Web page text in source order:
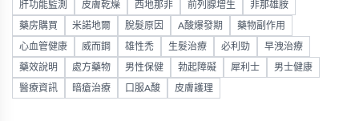
肝功能監測 皮膚乾燥 西地那非 前列腺增生 非那雄胺
藥房購買 米諾地爾 脫髮原因 A酸爆發期 藥物副作用
心血管健康 威而鋼 雄性禿 生髮治療 必利勁 早洩治療
藥效說明 處方藥物 男性保健 勃起障礙 犀利士 男士健康
醫療資訊 暗瘡治療 口服A酸 皮膚護理